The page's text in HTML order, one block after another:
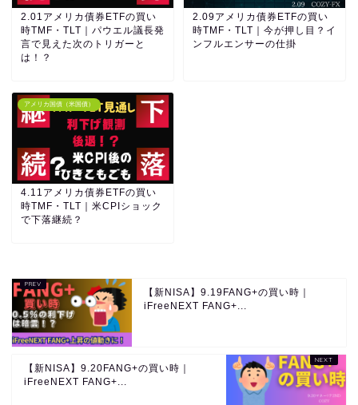
2.01アメリカ債券ETFの買い
時TMF・TLT｜パウエル議長発
言で見えた次のトリガーと
は！？
2.09アメリカ債券ETFの買い
時TMF・TLT｜今が押し目？イ
ンフルエンサーの仕掛
アメリカ国債（米国債）
4.11アメリカ債券ETFの買い
時TMF・TLT｜米CPIショック
で下落継続？
【新NISA】9.19FANG+の買い時｜
iFreeNEXT FANG+...
【新NISA】9.20FANG+の買い時｜
iFreeNEXT FANG+...